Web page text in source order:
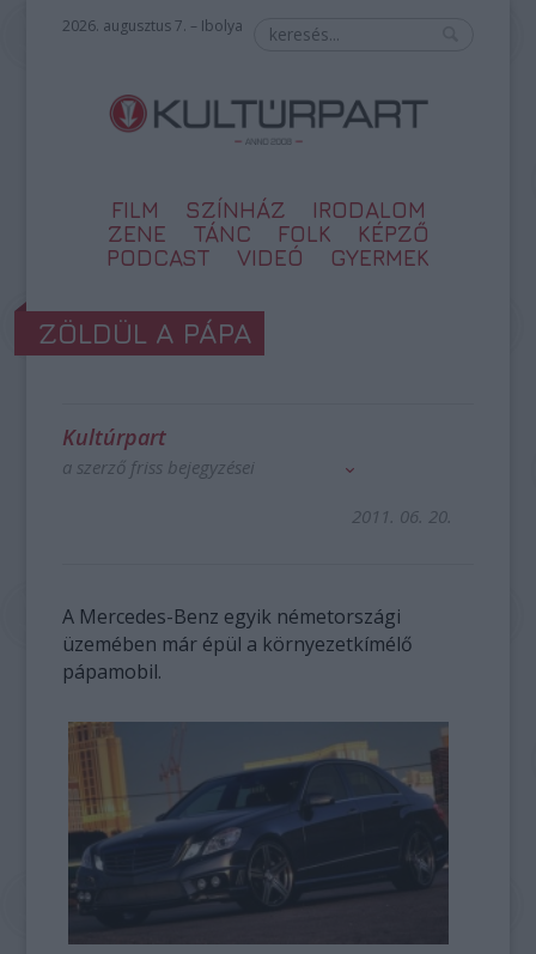
2026. augusztus 7. – Ibolya
FILM SZÍNHÁZ
IRODALOM
ZENE
TÁNC FOLK
KÉPZŐ
PODCAST
VIDEÓ GYERMEK
ZÖLDÜL A PÁPA
Kultúrpart
a szerző friss bejegyzései
2011. 06. 20.
A Mercedes-Benz egyik németországi
üzemében már épül a környezetkímélő
pápamobil.